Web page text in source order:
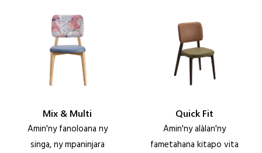
Mix & Multi
Amin'ny fanoloana ny
singa, ny mpaninjara
Quick Fit
Amin'ny alàlan'ny
fametahana kitapo vita